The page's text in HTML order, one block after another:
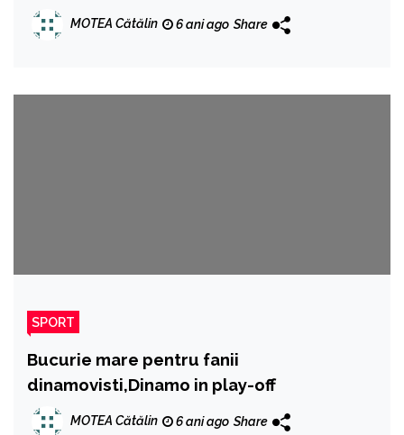
Challenge Cup
MOTEA Cătălin 6 ani ago Share
SPORT
Bucurie mare pentru fanii
dinamovisti,Dinamo in play-off
MOTEA Cătălin 6 ani ago Share